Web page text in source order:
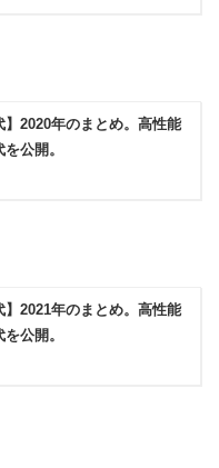
】2020年のまとめ。高性能
公開。
】2021年のまとめ。高性能
公開。